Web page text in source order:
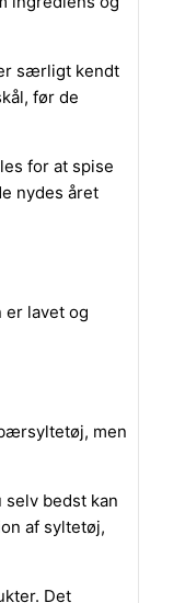
særligt kendt
før de
for at spise
nydes året
lavet og
men
bedst kan
af syltetøj,
Det